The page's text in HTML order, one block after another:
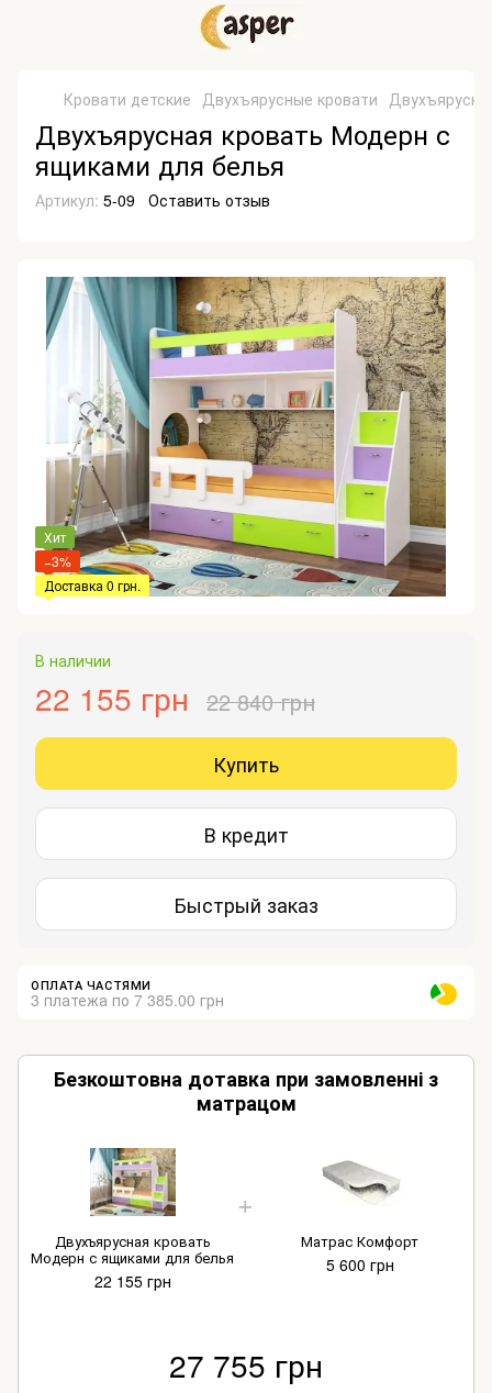
Кровати детские Двухъярусные кровати
Двухъярусная кровать Модерн с
ящиками для белья
Артикул: 5-09 Оставить отзыв
Хит
−3%
Доставка 0 грн.
В наличии
22 155 грн 22 840 грн
Купить
В кредит
Быстрый заказ
ОПЛАТА ЧАСТЯМИ
3 платежа по 7 385.00 грн
Безкоштовна дотавка при замовленні з
матрацом
Двухъярусная кровать
Модерн с ящиками для белья
22 155 грн
Матрас Комфорт
5 600 грн
27 755 грн